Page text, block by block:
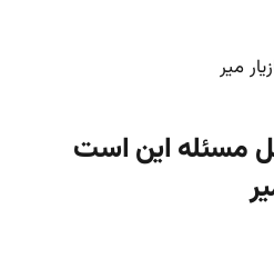
میر
مسئله این است